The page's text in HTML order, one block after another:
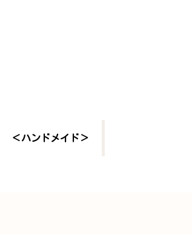
＜ハンドメイド＞